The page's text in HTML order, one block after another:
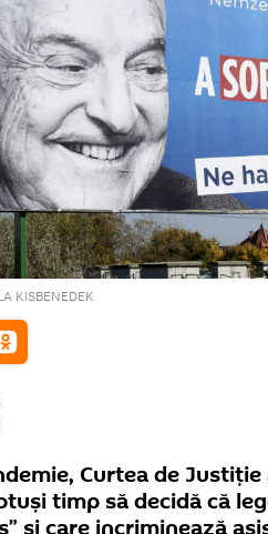
KISBENEDEK
Curtea de Justiţie
timp să decidă că